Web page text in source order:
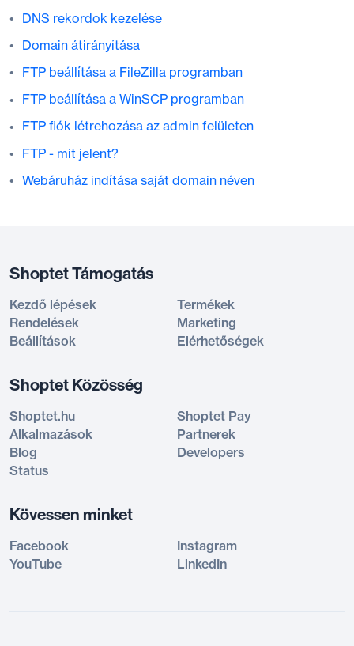
DNS rekordok kezelése
Domain átirányítása
FTP beállítása a FileZilla programban
FTP beállítása a WinSCP programban
FTP fiók létrehozása az admin felületen
FTP - mit jelent?
Webáruház indítása saját domain néven
Shoptet Támogatás
Kezdő lépések
Termékek
Rendelések
Marketing
Beállítások
Elérhetőségek
Shoptet Közösség
Shoptet.hu
Shoptet Pay
Alkalmazások
Partnerek
Blog
Developers
Status
Kövessen minket
Facebook
Instagram
YouTube
LinkedIn